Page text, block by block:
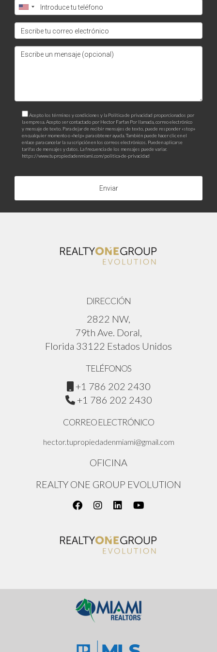
Acepto los términos y condiciones y la Política de privacidad proporcionados por
la empresa. Acepto ser contactado por Hector Farfan Por llamada, correo electrónico
y mensaje de texto. Para dejar de recibir mensajes de texto, puede responder «stop»
en cualquier momento o «help» para obtener ayuda. También puede hacer clic en el
enlace para cancelar la suscripción en los correos electrónicos. Pueden aplicarse
tarifas de mensajes y datos. La frecuencia de los mensajes puede variar.
https://www.tupropiedadenmiami.com/politica-de-privacidad
Enviar
DIRECCIÓN
2822 NW,
79th Ave. Doral,
Florida 33122 Estados Unidos
TELÉFONOS
+1 786 202 2430
+1 786 202 2430
CORREO ELECTRÓNICO
hector.tupropiedadenmiami@gmail.com
OFICINA
REALTY ONE GROUP EVOLUTION